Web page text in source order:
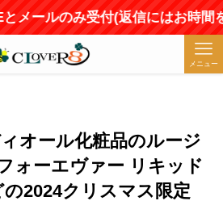
ルのみ受付(返信にはお時間をい
メニュー
ィオール化粧品のルージ
ォーエヴァー リキッド
2024クリスマス限定